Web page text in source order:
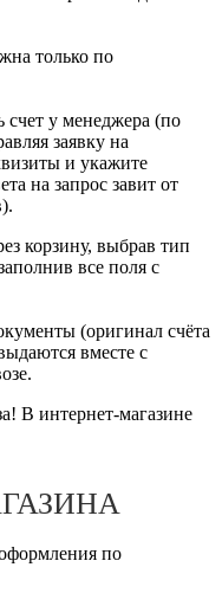
только по
счет у менеджера (по
заявку на
и укажите
на запрос завит от
корзину, выбрав тип
все поля с
(оригинал счёта
вместе с
В интернет-магазине
по